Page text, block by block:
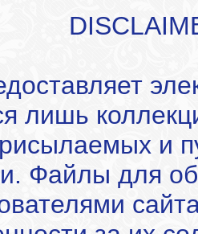
лишь
и
Файлы для